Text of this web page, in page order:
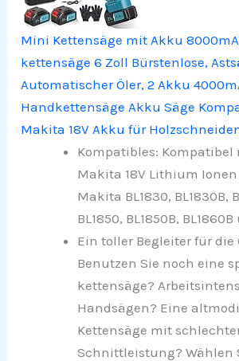
Mini Kettensäge mit Akku
kettensäge 6 Zoll Bürstenlose,
Automatischer Öler, 2 Akku
Handkettensäge Akku Säge
Makita 18V Akku für
Kompatibles: Kompatibel
Makita 18V Lithium
Makita BL1830, BL1830B,
BL1850, BL1850B, BL1860B
Ein toller Begleiter für die
Benutzen Sie noch eine
kettensäge?
Handsägen? Eine
Kettensäge mit
Schnittleistung? Wählen